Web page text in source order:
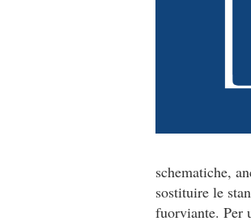
schematiche,
sostituire le
fuorviante. Per